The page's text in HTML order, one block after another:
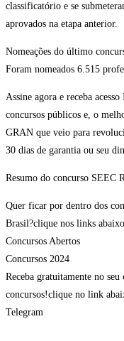
classificatório e se
aprovados na etapa anterior.
Nomeações do último
Foram nomeados 6.515
Assine agora e receba
concursos públicos e, o
GRAN que veio para
30 dias de garantia ou seu
Resumo do concurso SEEC
Quer ficar por dentro dos
Brasil?clique nos links
Concursos Abertos
Concursos 2024
Receba gratuitamente no
concursos!clique no link
Telegram